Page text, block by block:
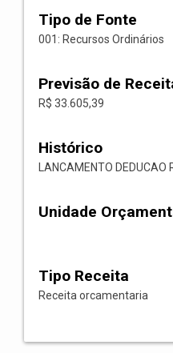
Tipo de Fonte
001: Recursos Ordinários
Previsão de
R$ 33.605,39
Histórico
LANCAMENTO
Unidade
Tipo Receita
Receita orcamentaria